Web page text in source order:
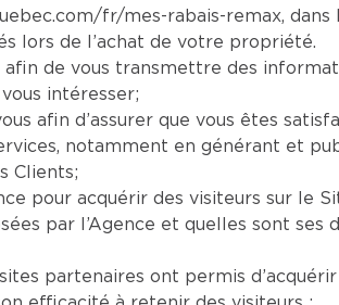
fr/mes-rabais-remax, dans
lors de l’achat de votre propriété.
afin de vous transmettre des
intéresser;
afin d’assurer que vous êtes
notamment en générant et
Clients;
pour acquérir des visiteurs sur le
par l’Agence et quelles sont ses
partenaires ont permis